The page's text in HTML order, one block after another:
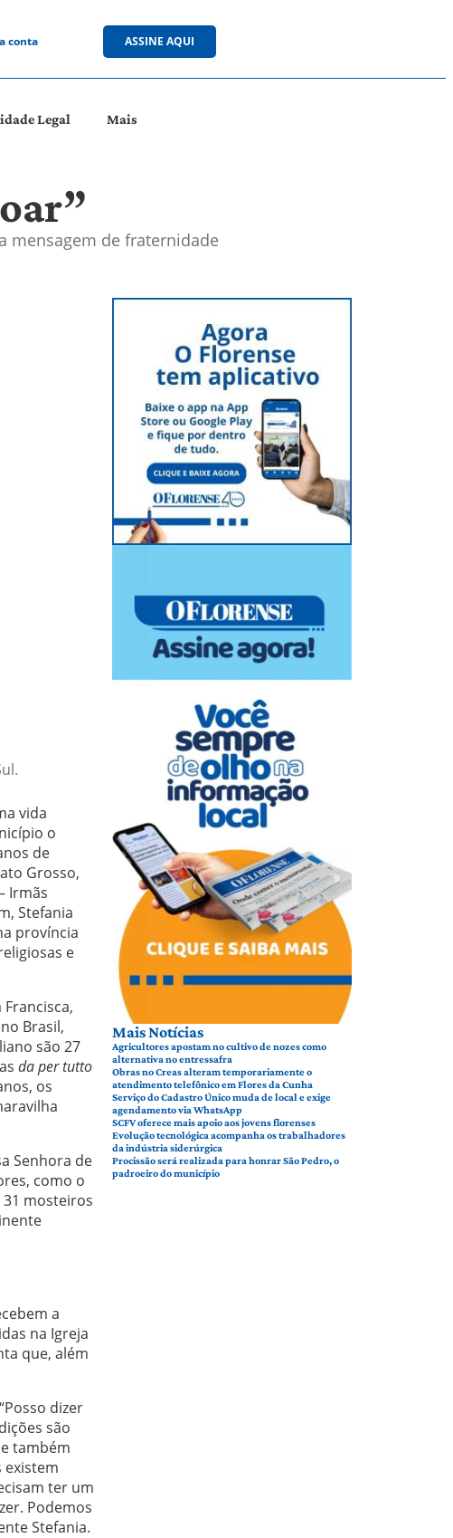
conta ASSINE AQUI
Legal Mais
mensagem de fraternidade
vida
o
de
Grosso,
Irmãs
Stefania
província
e
Brasil,
são 27
da per tutto
os
Senhora de
como o
mosteiros
a
na Igreja
que, além
dizer
são
também
existem
ter um
Podemos
Stefania.
Mais Notícias
Agricultores apostam no cultivo de nozes como
alternativa no entressafra
Obras no Creas alteram temporariamente o
atendimento telefônico em Flores da Cunha
Serviço do Cadastro Único muda de local e exige
agendamento via WhatsApp
SCFV oferece mais apoio aos jovens florenses
Evolução tecnológica acompanha os trabalhadores
da indústria siderúrgica
Procissão será realizada para honrar São Pedro, o
padroeiro do município